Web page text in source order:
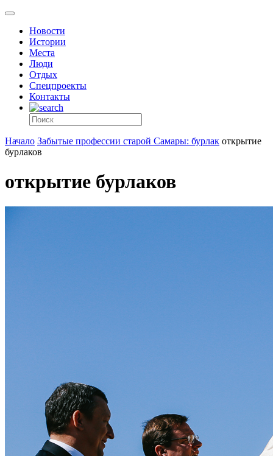
Новости
Истории
Места
Люди
Отдых
Спецпроекты
Контакты
Начало Забытые профессии старой Самары: бурлак открытие
бурлаков
открытие бурлаков